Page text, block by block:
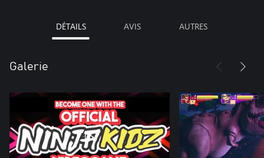
DÉTAILS AVIS AUTRES
Galerie